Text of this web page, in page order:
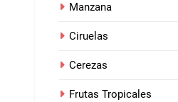
Manzana
Ciruelas
Cerezas
Frutas Tropicales